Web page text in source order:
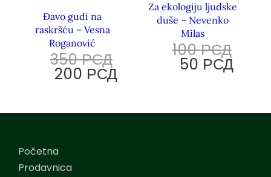
Đavo gudi na
raskršću – Vesna
Roganović
350РСД
200 РСД
Za ekologiju ljudske
duše – Nevenko
Milas
100РСД
50 РСД
Početna
Prodavnica